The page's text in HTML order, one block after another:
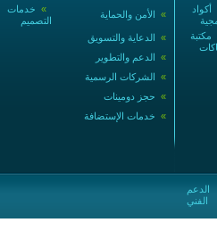
» خدمات
التصميم
» الأمن والحماية
» الدعاية والتسويق
» الدعم والتطوير
» الشركات الرسمية
» حجز دومينات
» خدمات الإستضافة
أكواد
مكتبة
الفني